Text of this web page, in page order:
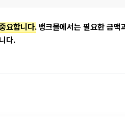
요합니다. 뱅크몰에서는 필요한 금액
다.